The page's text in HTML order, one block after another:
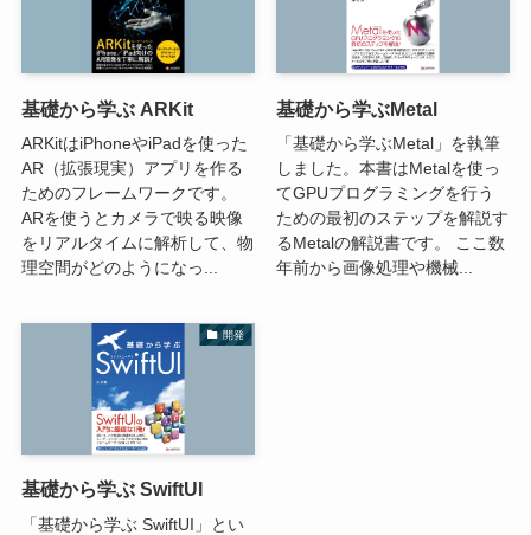
基礎から学ぶ ARKit
ARKitはiPhoneやiPadを使った
AR（拡張現実）アプリを作る
ためのフレームワークです。
ARを使うとカメラで映る映像
をリアルタイムに解析して、物
理空間がどのようになっ...
基礎から学ぶMetal
「基礎から学ぶMetal」を執筆
しました。本書はMetalを使っ
てGPUプログラミングを行う
ための最初のステップを解説す
るMetalの解説書です。 ここ数
年前から画像処理や機械...
開発
基礎から学ぶ SwiftUI
「基礎から学ぶ SwiftUI」とい